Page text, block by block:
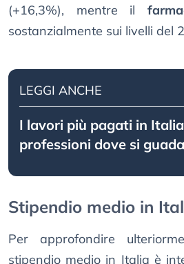
(+16,3%), mentre il
sostanzialmente sui livelli del
LEGGI ANCHE
I lavori più pagati in
professioni dove si
Stipendio medio in
Per approfondire
stipendio medio in Italia è